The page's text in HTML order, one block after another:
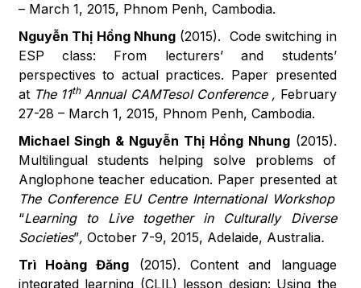
– March 1, 2015, Phnom Penh, Cambodia.
Nguyễn Thị Hồng Nhung (2015). Code switching in
ESP class: From lecturers’ and students’
perspectives to actual practices. Paper presented
at The 11thAnnual CAMTesol Conference , February
27-28 – March 1, 2015, Phnom Penh, Cambodia.
Michael Singh & Nguyễn Thị Hồng Nhung(2015).
Multilingual students helping solve problems of
Anglophone teacher education. Paper presented at
The Conference EU Centre International Workshop
“Learning to Live together in Culturally Diverse
Societies”, October 7-9, 2015, Adelaide, Australia.
Trì Hoàng Đăng (2015). Content and language
integrated learning (CLIL) lesson design: Using the